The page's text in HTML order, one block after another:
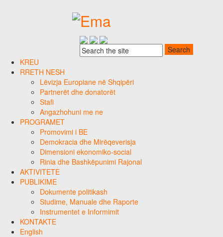
KREU
RRETH NESH
Lëvizja Europiane në Shqipëri
Partnerët dhe donatorët
Stafi
Angazhohuni me ne
PROGRAMET
Promovimi i BE
Demokracia dhe Mirëqeverisja
Dimensioni ekonomiko-social
Rinia dhe Bashkëpunimi Rajonal
AKTIVITETE
PUBLIKIME
Dokumente politikash
Studime, Manuale dhe Raporte
Instrumentet e Informimit
KONTAKTE
English